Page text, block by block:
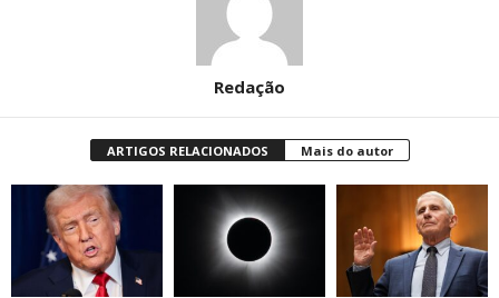
Redação
ARTIGOS RELACIONADOS Mais do autor